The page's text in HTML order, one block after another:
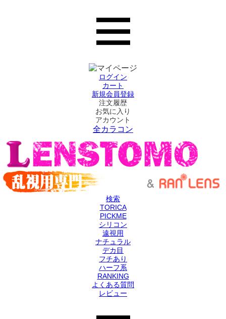
ログイン
カート
新規会員登録
注文履歴
お気に入り
アカウント
全カラコン
検索
TORICA
PICKME
シリコン
遠視用
ナチュラル
デカ目
フチあり
ハーフ系
RANKING
よくある質問
レビュー